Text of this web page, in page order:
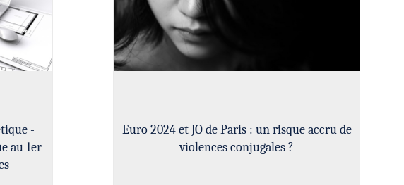
-
au 1er
Euro 2024 et JO de Paris : un risque accru de
violences conjugales ?